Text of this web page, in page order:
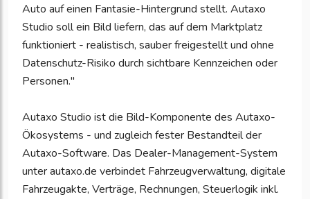
Auto auf einen Fantasie-Hintergrund stellt. Autaxo
Studio soll ein Bild liefern, das auf dem Marktplatz
funktioniert - realistisch, sauber freigestellt und ohne
Datenschutz-Risiko durch sichtbare Kennzeichen oder
Personen."
Autaxo Studio ist die Bild-Komponente des Autaxo-
Ökosystems - und zugleich fester Bestandteil der
Autaxo-Software. Das Dealer-Management-System
unter autaxo.de verbindet Fahrzeugverwaltung, digitale
Fahrzeugakte, Verträge, Rechnungen, Steuerlogik inkl.